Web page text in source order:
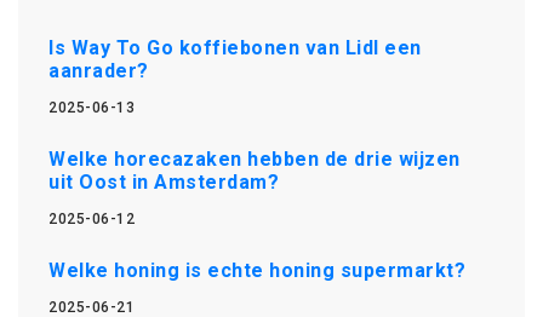
Is Way To Go koffiebonen van Lidl een
aanrader?
2025-06-13
Welke horecazaken hebben de drie wijzen
uit Oost in Amsterdam?
2025-06-12
Welke honing is echte honing supermarkt?
2025-06-21